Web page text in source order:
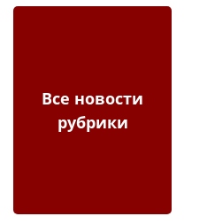
Все новости
рубрики